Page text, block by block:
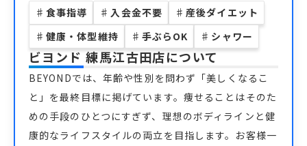
♯ 食事指導 ♯ 入会金不要 ♯ 産後ダイエット
♯ 健康・体型維持 ♯ 手ぶらOK ♯ シャワー
ビヨンド 練馬江古田店について
BEYONDでは、年齢や性別を問わず「美しくなるこ
と」を最終目標に掲げています。痩せることはそのた
めの手段のひとつにすぎず、理想のボディラインと健
康的なライフスタイルの両立を目指します。お客様一